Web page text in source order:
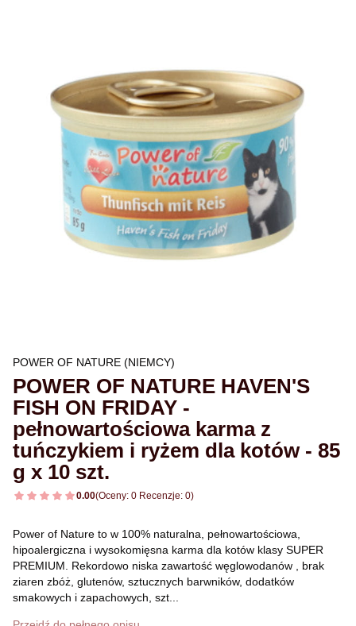
POWER OF NATURE (NIEMCY)
POWER OF NATURE HAVEN'S
FISH ON FRIDAY -
pełnowartościowa karma z
tuńczykiem i ryżem dla kotów - 85
g x 10 szt.
0.00(Oceny: 0 Recenzje: 0)
Power of Nature to w 100% naturalna, pełnowartościowa,
hipoalergiczna i wysokomięsna karma dla kotów klasy SUPER
PREMIUM. Rekordowo niska zawartość węglowodanów , brak
ziaren zbóż, glutenów, sztucznych barwników, dodatków
smakowych i zapachowych, szt...